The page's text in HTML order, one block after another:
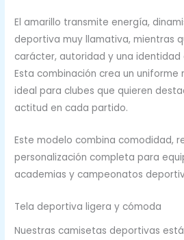
El amarillo transmite energía,
deportiva muy llamativa, mientras
carácter, autoridad y una
Esta combinación crea un uniforme
ideal para clubes que quieren
actitud en cada partido.
Este modelo combina comodidad,
personalización completa para
academias y campeonatos
Tela deportiva ligera y cómoda
Nuestras camisetas deportivas